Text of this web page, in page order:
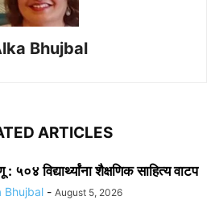
Bhujbal
ARTICLES
: ५०४ विद्यार्थ्यांना शैक्षणिक साहित्य वाटप
Bhujbal - August 5, 2026